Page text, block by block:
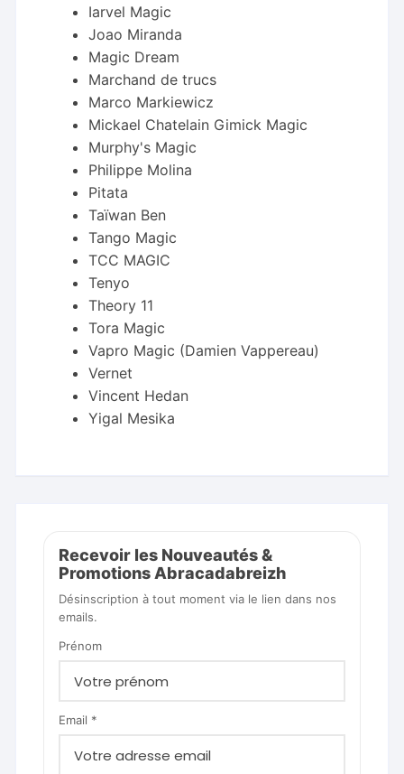
Iarvel Magic
Joao Miranda
Magic Dream
Marchand de trucs
Marco Markiewicz
Mickael Chatelain Gimick Magic
Murphy's Magic
Philippe Molina
Pitata
Taïwan Ben
Tango Magic
TCC MAGIC
Tenyo
Theory 11
Tora Magic
Vapro Magic (Damien Vappereau)
Vernet
Vincent Hedan
Yigal Mesika
Recevoir les Nouveautés &
Promotions Abracadabreizh
Désinscription à tout moment via le lien dans nos
emails.
Prénom
Email *